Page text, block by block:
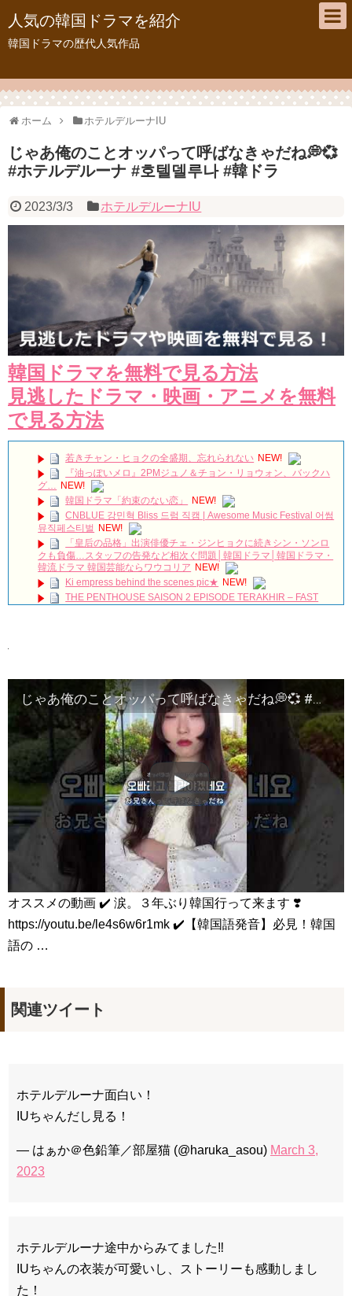
人気の韓国ドラマを紹介
韓国ドラマの歴代人気作品
ホーム ホテルデルーナIU
じゃあ俺のことオッパって呼ばなきゃだね💭💞
#ホテルデルーナ #호텔델루나 #韓ドラ
2023/3/3 ホテルデルーナIU
韓国ドラマを無料で見る方法
見逃したドラマ・映画・アニメを無料
で見る方法
若きチャン・ヒョクの全盛期、忘れられない NEW!
『油っぽいメロ』2PMジュノ＆チョン・リョウォン、バックハ
グ…
NEW!
韓国ドラマ「約束のない恋」
NEW!
CNBLUE 강민혁 Bliss 드럼 직캠 | Awesome Music Festival 어썸
뮤직페스티벌 NEW!
「皇后の品格」出演俳優チェ・ジンヒョクに続きシン・ソンロ
クも負傷…スタッフの告発など相次ぐ問題│韓国ドラマ│韓国ドラマ・
韓流ドラマ 韓国芸能ならワウコリア NEW!
Ki empress behind the scenes pic★ NEW!
THE PENTHOUSE SAISON 2 EPISODE TERAKHIR – FAST
【ぷちナビ】『ペントハウス』 │ いよいよ10月5日（木）シー
ズン２も見放題配信決定！ NEW!
【年収バレる】一発のギャラ最高額を聞いて徐々に増やす【第
二弾】
NEW!
チョン・ウンウ急逝…享年40歳｜最後のSNS投稿に隠された意
味とは？韓国俳優の突然の別れ
NEW!
「違う（ちがう）・異なる」を韓国語では？「다르다（タル
ダ）」の意味・使い方について
について
「退屈だ・暇だ」を韓国語では？「심심하다（シムシマダ）」
の意味・使い方について
■韓国ドラマ『キング～Two Hearts』予告動画（日本語字幕）
yoon kyun sang
HSF(126)-윤균상 서울숲 벤치 (YUN Kyunsang)(4)September::
Healing in Seoul Forest (서울숲)
ユン・ギュンサン主演「潜入弁護人」第1回特別公開！
한가인 –
「ライフ・ オン・ マーズ」2019年11月2日TSUTAYAにて先行
レンタル開始！
ョンら同僚芸能人から慰めの言葉が続々 – Taka News
【裏芸能】キムユジョンの熱愛彼氏はあの大物俳優
キム・ユジョン、美しいセルフショットで近況を伝える“会いた
いでしょ？” Big News TV
じゃあ俺のことオッパって呼ばなきゃだね💭💞 #ホテルデルーナ #호텔델루나 #韓ドラ
オススメの動画 ✔️ 涙。３年ぶり韓国行って来ます ❣️
https://youtu.be/le4s6w6r1mk ✔️【韓国語発音】必見！韓国
語の …
関連ツイート
ホテルデルーナ面白い！
IUちゃんだし見る！
— はぁか＠色鉛筆／部屋猫 (@haruka_asou) March 3,
2023
ホテルデルーナ途中からみてました‼️
IUちゃんの衣装が可愛いし、ストーリーも感動しまし
た！